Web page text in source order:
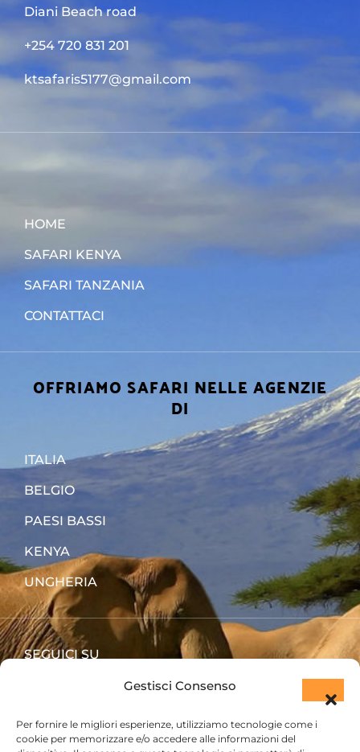
Gestisci Consenso
Per fornire le migliori esperienze, utilizziamo tecnologie come i
cookie per memorizzare e/o accedere alle informazioni del
Diani Beach road
+254 720 831 201
ktsafaris5177@gmail.com
HOME
SAFARI KENYA
SAFARI TANZANIA
CONTATTACI
OFFRIAMO SAFARI NELLE AGENZIE
DI
ITALIA
BELGIO
PAESI BASSI
KENYA
UNGHERIA
SEGUICI SU